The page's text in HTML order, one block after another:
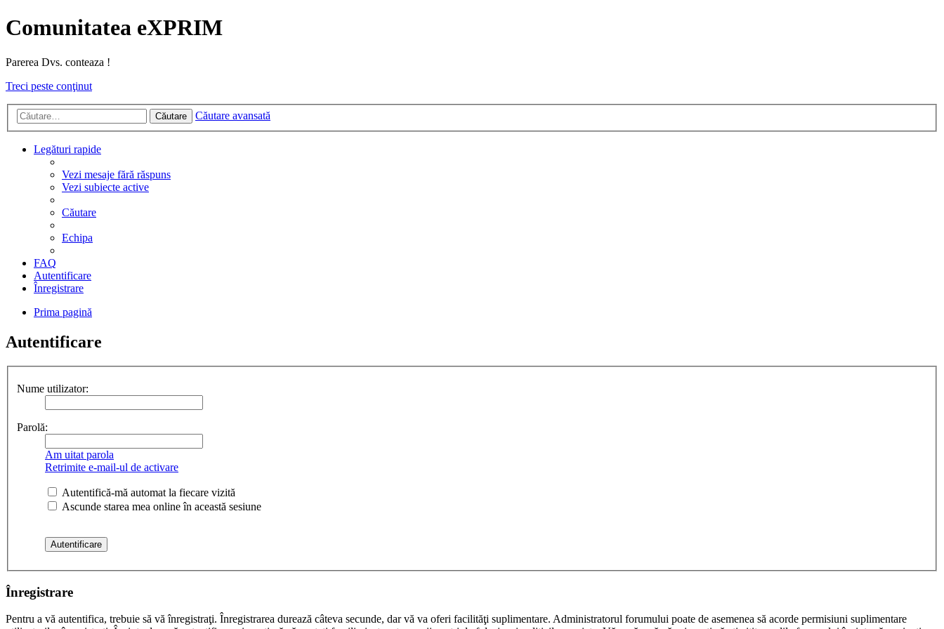
Comunitatea eXPRIM
Parerea Dvs. conteaza !
Treci peste conţinut
Căutare Căutare avansată
Legături rapide
Vezi mesaje fără răspuns
Vezi subiecte active
Căutare
Echipa
FAQ
Autentificare
Înregistrare
Prima pagină
Autentificare
Nume utilizator:
Parolă:
Am uitat parola
Retrimite e-mail-ul de activare
Autentifică-mă automat la fiecare vizită
Ascunde starea mea online în această sesiune
Înregistrare
Pentru a vă autentifica, trebuie să vă înregistraţi. Înregistrarea durează câteva secunde, dar vă va oferi facilităţi suplimentare. Administratorul forumului poate de asemenea să acorde permisiuni suplimentare